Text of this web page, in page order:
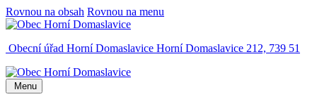
Rovnou na obsah Rovnou na menu
Obecní úřad Horní Domaslavice Horní Domaslavice 212, 739 51
Menu